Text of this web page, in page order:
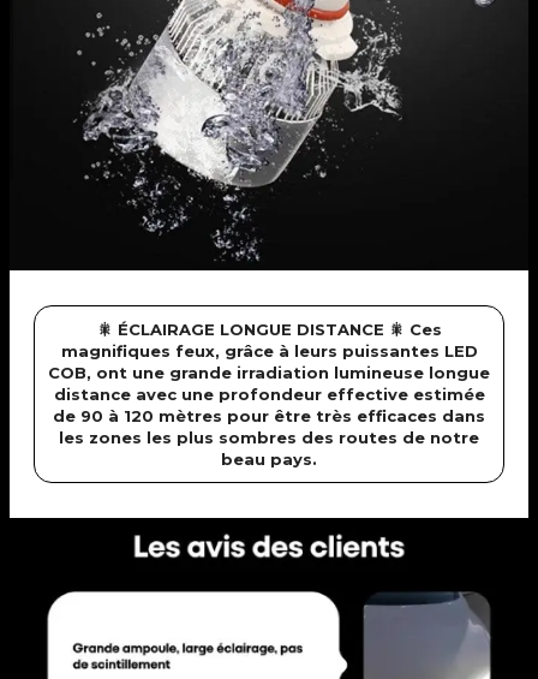
🎇 ÉCLAIRAGE LONGUE DISTANCE 🎇 Ces
magnifiques feux, grâce à leurs puissantes LED
COB, ont une grande irradiation lumineuse longue
distance avec une profondeur effective estimée
de 90 à 120 mètres pour être très efficaces dans
les zones les plus sombres des routes de notre
beau pays.